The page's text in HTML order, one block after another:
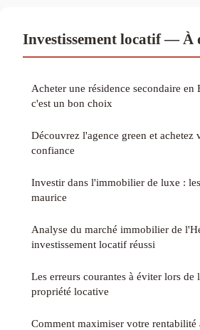
Investissement locatif — À
Acheter une résidence secondaire en
c'est un bon choix
Découvrez l'agence green et achetez
confiance
Investir dans l'immobilier de luxe :
maurice
Analyse du marché immobilier de
investissement locatif réussi
Les erreurs courantes à éviter lors de
propriété locative
Comment maximiser votre rentabilité